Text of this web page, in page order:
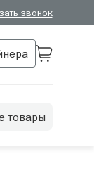
звонок
товары